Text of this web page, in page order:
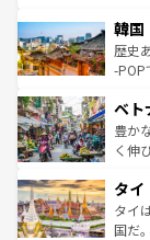
ワイを、
はコ
いる
ビン
い。
参照
ン）
と山
驚き
容に
照し
韓国
歴史
-POP
き、
でき
まで
リテ
覧を
ベト
豊か
く伸
急速
ーチ
醸し
タイ
タイ
国だ